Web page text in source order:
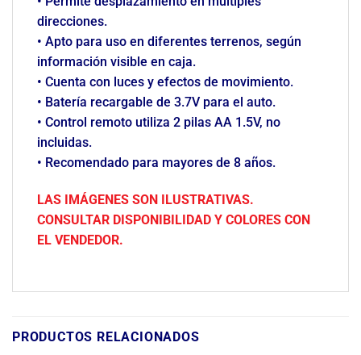
direcciones.
• Apto para uso en diferentes terrenos, según
información visible en caja.
• Cuenta con luces y efectos de movimiento.
• Batería recargable de 3.7V para el auto.
• Control remoto utiliza 2 pilas AA 1.5V, no
incluidas.
• Recomendado para mayores de 8 años.
LAS IMÁGENES SON ILUSTRATIVAS.
CONSULTAR DISPONIBILIDAD Y COLORES CON
EL VENDEDOR.
PRODUCTOS RELACIONADOS